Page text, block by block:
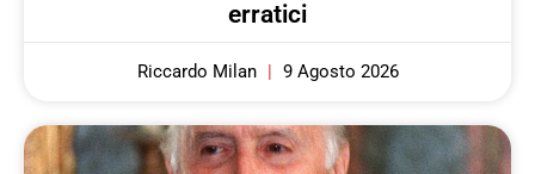
erratici
Riccardo Milan 9 Agosto 2026